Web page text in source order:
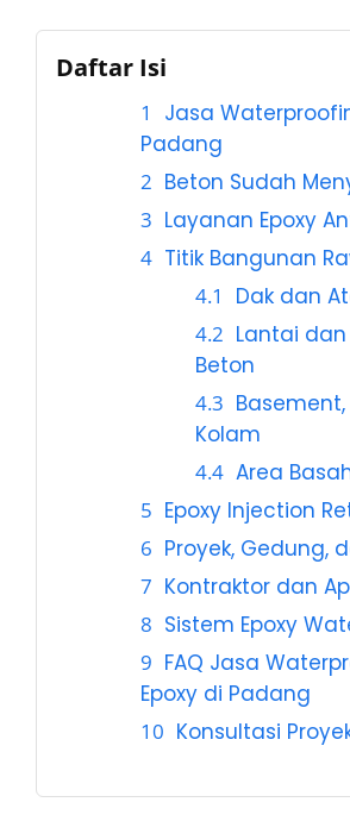
Daftar Isi
Jasa
Padang
Beton Sudah
Layanan Epoxy
Titik Bangunan
Dak dan
Lantai
Beton
Kolam
Area
Epoxy Injection
Proyek, Gedung,
Kontraktor dan
Sistem Epoxy
FAQ Jasa
Epoxy di Padang
Konsultasi